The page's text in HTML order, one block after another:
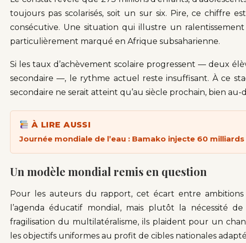
toujours pas scolarisés, soit un sur six. Pire, ce chiffre
consécutive. Une situation qui illustre un
particulièrement marqué en Afrique subsaharienne.
Si les taux d’achèvement scolaire progressent — deux
secondaire —, le rythme actuel reste insuffisant. À ce
secondaire ne serait atteint qu’au siècle prochain, bien au-
À LIRE AUSSI
Journée mondiale de l’eau : Bamako injecte 60
Un modèle mondial remis en question
Pour les auteurs du rapport, cet écart entre ambitions
l’agenda éducatif mondial, mais plutôt la nécessité
fragilisation du multilatéralisme, ils plaident pour un
les objectifs uniformes au profit de cibles nationales